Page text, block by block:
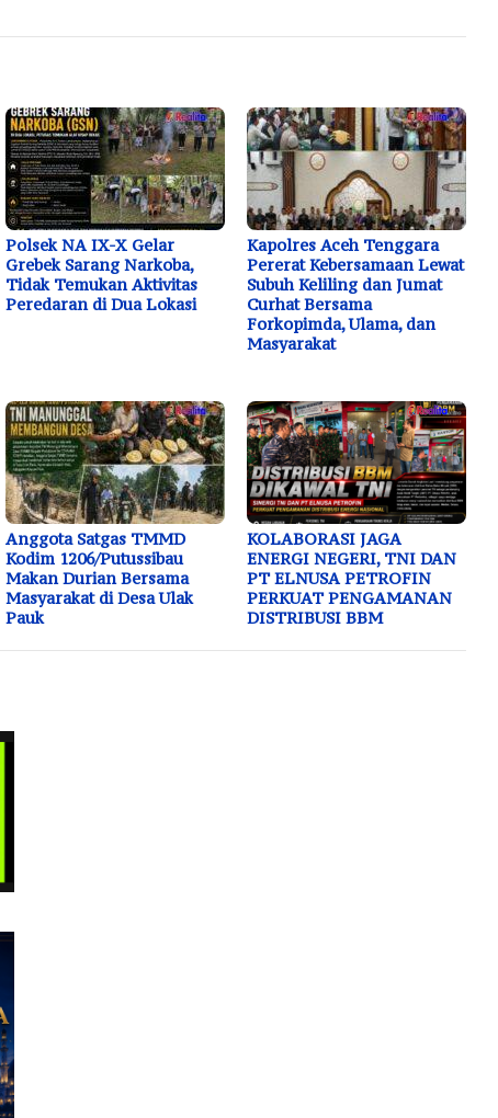
Polsek NA IX-X Gelar
Grebek Sarang Narkoba,
Tidak Temukan Aktivitas
Peredaran di Dua Lokasi
Kapolres Aceh Tenggara
Pererat Kebersamaan Lewat
Subuh Keliling dan Jumat
Curhat Bersama
Forkopimda, Ulama, dan
Masyarakat
Anggota Satgas TMMD
Kodim 1206/Putussibau
Makan Durian Bersama
Masyarakat di Desa Ulak
Pauk
KOLABORASI JAGA
ENERGI NEGERI, TNI DAN
PT ELNUSA PETROFIN
PERKUAT PENGAMANAN
DISTRIBUSI BBM